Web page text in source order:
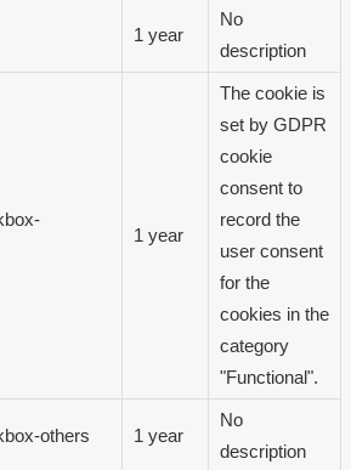
1 year
No
description
1 year
The cookie is
set by GDPR
cookie
consent to
record the
user consent
for the
cookies in the
category
"Functional".
others 1 year
No
description